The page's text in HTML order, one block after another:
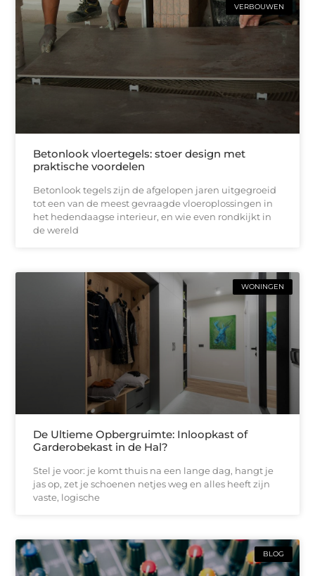
VERBOUWEN
Betonlook vloertegels: stoer design met
praktische voordelen
Betonlook tegels zijn de afgelopen jaren uitgegroeid
tot een van de meest gevraagde vloeroplossingen in
het hedendaagse interieur, en wie even rondkijkt in
de wereld
WONINGEN
De Ultieme Opbergruimte: Inloopkast of
Garderobekast in de Hal?
Stel je voor: je komt thuis na een lange dag, hangt je
jas op, zet je schoenen netjes weg en alles heeft zijn
vaste, logische
BLOG